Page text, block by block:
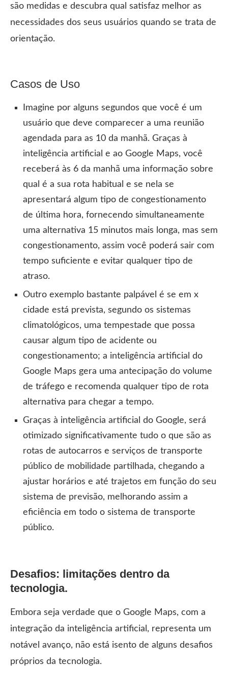
são medidas e descubra qual satisfaz melhor as
necessidades dos seus usuários quando se trata de
orientação.
Casos de Uso
Imagine por alguns segundos que você é um
usuário que deve comparecer a uma reunião
agendada para as 10 da manhã. Graças à
inteligência artificial e ao Google Maps, você
receberá às 6 da manhã uma informação sobre
qual é a sua rota habitual e se nela se
apresentará algum tipo de congestionamento
de última hora, fornecendo simultaneamente
uma alternativa 15 minutos mais longa, mas sem
congestionamento, assim você poderá sair com
tempo suficiente e evitar qualquer tipo de
atraso.
Outro exemplo bastante palpável é se em x
cidade está prevista, segundo os sistemas
climatológicos, uma tempestade que possa
causar algum tipo de acidente ou
congestionamento; a inteligência artificial do
Google Maps gera uma antecipação do volume
de tráfego e recomenda qualquer tipo de rota
alternativa para chegar a tempo.
Graças à inteligência artificial do Google, será
otimizado significativamente tudo o que são as
rotas de autocarros e serviços de transporte
público de mobilidade partilhada, chegando a
ajustar horários e até trajetos em função do seu
sistema de previsão, melhorando assim a
eficiência em todo o sistema de transporte
público.
Desafios: limitações dentro da
tecnologia.
Embora seja verdade que o Google Maps, com a
integração da inteligência artificial, representa um
notável avanço, não está isento de alguns desafios
próprios da tecnologia.